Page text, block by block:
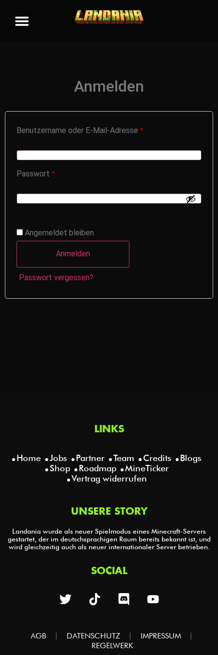
Anmelden
Benutzername oder E-Mail-Adresse *
Passwort *
Angemeldet bleiben
Anmelden
Passwort vergessen?
LINKS
Home Jobs Partner Team Credits
Blogs
Shop
Roadmap
MineTicker
Vertrag widerrufen
UNSERE STORY
Landania wurde als neuer Spielmodus eines Minecraft-Servers
gestartet, der im deutschsprachigen Raum bereits bekannt ist, und
wird gleichzeitig auch als neuer internationaler Server betrieben.
SOCIAL
AGB DATENSCHUTZ
IMPRESSUM
REGELWERK